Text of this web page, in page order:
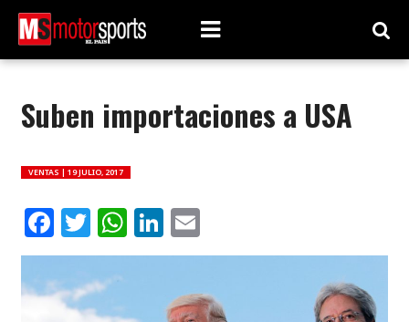
Suben importaciones a USA
VENTAS | 19 JULIO, 2017
Facebook
Twitter
WhatsApp
LinkedIn
Email